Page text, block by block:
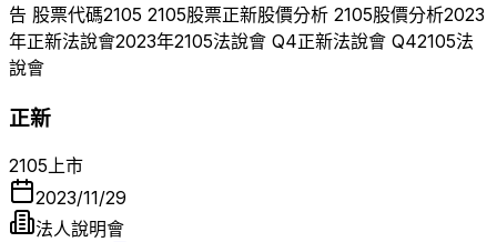
告 股票代碼2105 2105股票正新股價分析 2105股價分析2023
年正新法說會2023年2105法說會 Q4正新法說會 Q42105法
說會
正新
2105上市
2023/11/29
法人說明會